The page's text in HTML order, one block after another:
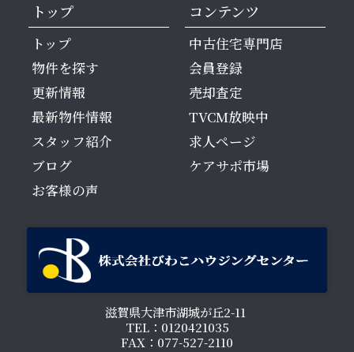
トップ
トップ
物件を探す
更新情報
最新物件情報
スタッフ紹介
ブログ
お客様の声
コンテンツ
中古住宅専門店
会員登録
売却査定
TVCM放映中
求人ページ
ケアサポ市場
滋賀県大津市湖城が丘2-11
TEL：0120421035
FAX：077-527-2110